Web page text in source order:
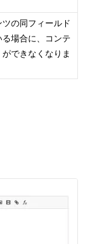
の同フィールド
場合に、コンテ
できなくなりま